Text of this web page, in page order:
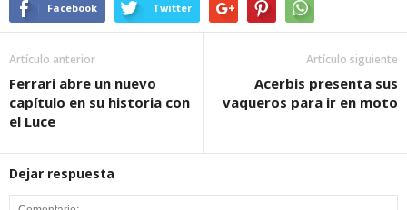
Facebook Twitter
Artículo anterior
Ferrari abre un nuevo
capítulo en su historia con
el Luce
Artículo siguiente
Acerbis presenta sus
vaqueros para ir en moto
Dejar respuesta